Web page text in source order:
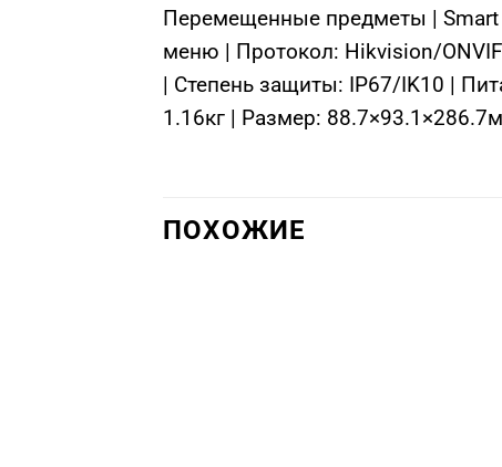
Перемещенные предметы | Smart
меню | Протокол: Hikvision/
| Степень защиты: IP67/IK10 |
1.16кг | Размер:
ПОХОЖИЕ